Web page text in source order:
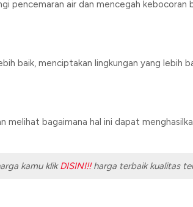
pencemaran air dan mencegah kebocoran
baik, menciptakan lingkungan yang lebih
bagaimana hal ini dapat
kamu klikDISINI!!harga terbaik kualitas